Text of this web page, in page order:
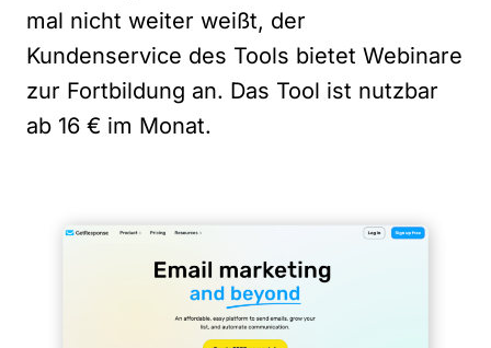
mal nicht weiter weißt, der
Kundenservice des Tools bietet Webinare
zur Fortbildung an. Das Tool ist nutzbar
ab 16 € im Monat.